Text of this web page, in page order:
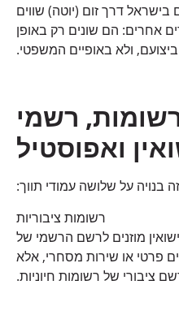
דרך זום (יוטה) שווים
אחרים: הם שונים רק באופן
ולא באופיים המשפטי.
רשמי
ואפוסטיל
על שלושה עמודי תווך:
רשומות ציבוריות
מוזנים לרשם הרשמי של
פרטי או שירות מסחרי, אלא
ציבורי של רשומות חיוניות.